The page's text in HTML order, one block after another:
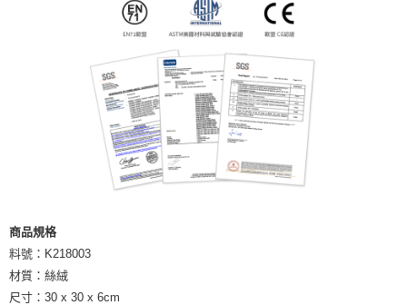
商品規格
料號：K218003
材質：絲絨
尺寸：30 x 30 x 6cm